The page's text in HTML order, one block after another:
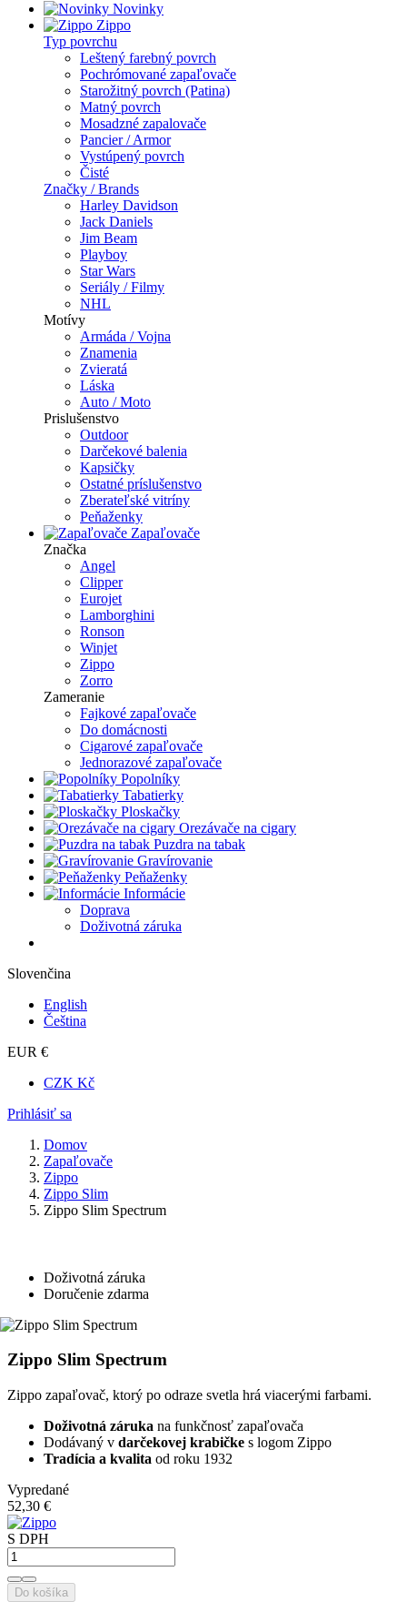
Novinky
Zippo
Typ povrchu
Leštený farebný povrch
Pochrómované zapaľovače
Starožitný povrch (Patina)
Matný povrch
Mosadzné zapalovače
Pancier / Armor
Vystúpený povrch
Čisté
Značky / Brands
Harley Davidson
Jack Daniels
Jim Beam
Playboy
Star Wars
Seriály / Filmy
NHL
Motívy
Armáda / Vojna
Znamenia
Zvieratá
Láska
Auto / Moto
Prislušenstvo
Outdoor
Darčekové balenia
Kapsičky
Ostatné príslušenstvo
Zberateľské vitríny
Peňaženky
Zapaľovače
Značka
Angel
Clipper
Eurojet
Lamborghini
Ronson
Winjet
Zippo
Zorro
Zameranie
Fajkové zapaľovače
Do domácnosti
Cigarové zapaľovače
Jednorazové zapaľovače
Popolníky
Tabatierky
Ploskačky
Orezávače na cigary
Puzdra na tabak
Gravírovanie
Peňaženky
Informácie
Doprava
Doživotná záruka
Slovenčina
English
Čeština
EUR €
CZK Kč
Prihlásiť sa
Domov
Zapaľovače
Zippo
Zippo Slim
Zippo Slim Spectrum
Doživotná záruka
Doručenie zdarma
Zippo Slim Spectrum
Zippo zapaľovač, ktorý po odraze svetla hrá viacerými farbami.
Doživotná záruka na funkčnosť zapaľovača
Dodávaný v darčekovej krabičke s logom Zippo
Tradícia a kvalita od roku 1932
Vypredané
52,30 €
S DPH
Do košíka